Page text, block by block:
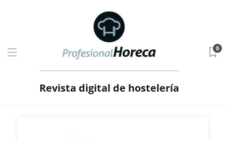
Revista digital de hostelería
0